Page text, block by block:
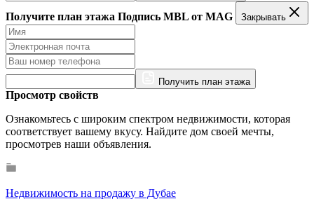
Получите план этажа Подпись MBL от MAG Закрывать
Получить план этажа
Просмотр свойств
Ознакомьтесь с широким спектром недвижимости, которая
соответствует вашему вкусу. Найдите дом своей мечты,
просмотрев наши объявления.
Недвижимость на продажу в Дубае